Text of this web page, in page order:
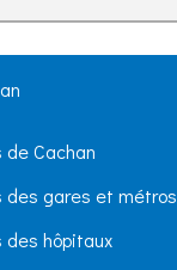
Cachan
des gares et métros
des hôpitaux